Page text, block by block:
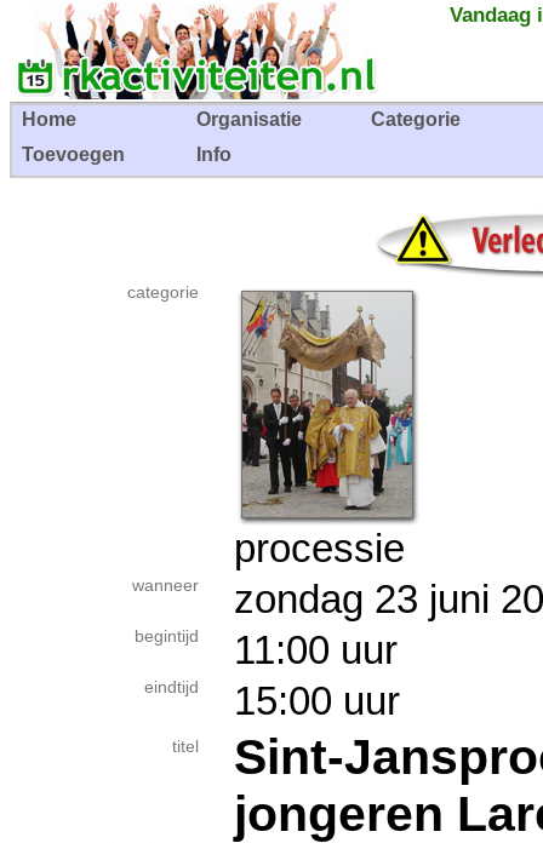
Vandaag
Home Organisatie
Categorie
Toevoegen
Info
categorie
processie
wanneer zondag 23 juni
begintijd 11:00 uur
eindtijd 15:00 uur
titel
Sint-
jongeren